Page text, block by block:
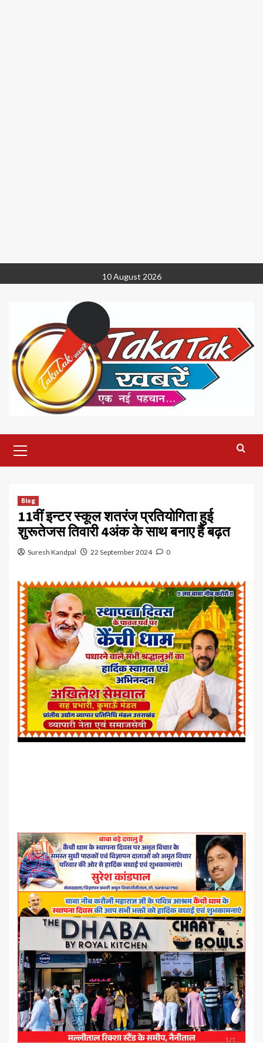
to
10 August 2026
Menu
Blog
11वीं इन्टर स्कूल शतरंज प्रतियोगिता हुई
शुरूतेजस तिवारी 4अंक के साथ बनाए हैं बढ़त
Suresh Kandpal 22 September 2024 0